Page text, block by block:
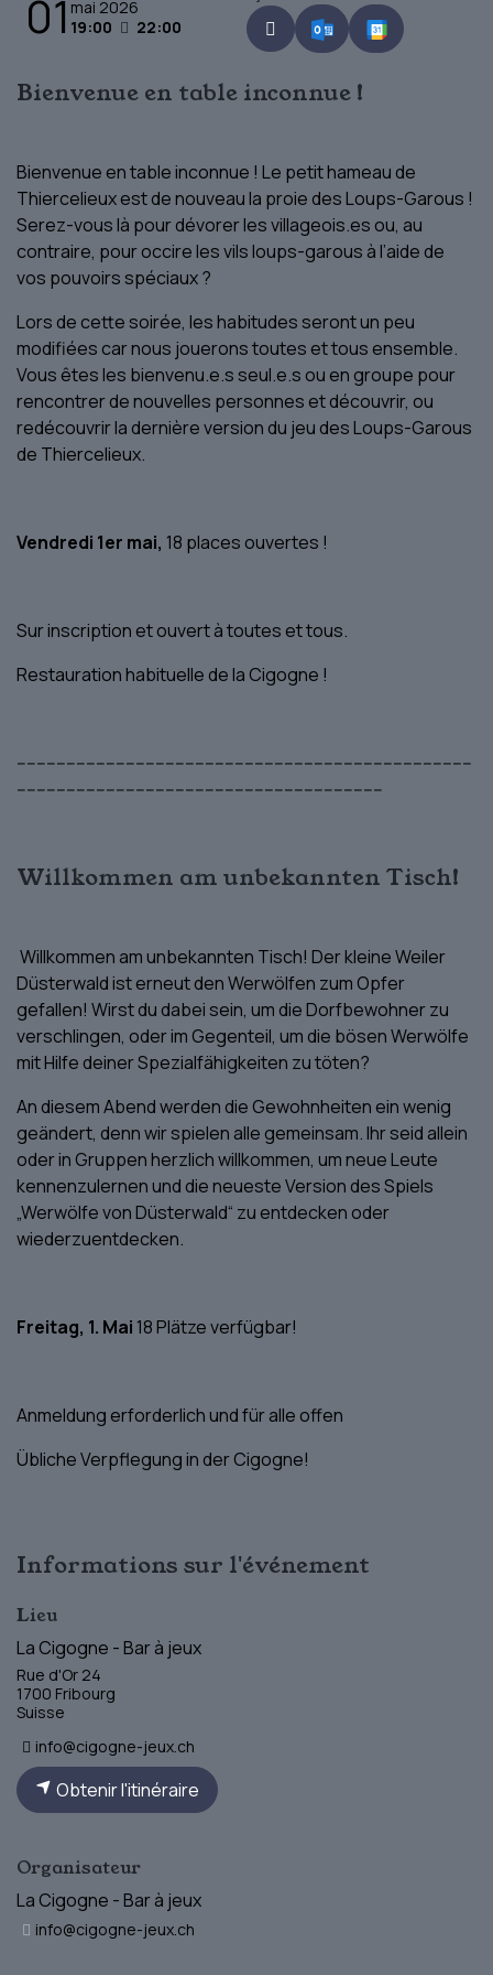
01 mai 2026
19:00
22:00
Bienvenue en table inconnue !
Bienvenue en table inconnue ! Le petit hameau de
Thiercelieux est de nouveau la proie des Loups-Garous !
Serez-vous là pour dévorer les villageois.es ou, au
contraire, pour occire les vils loups-garous à l’aide de
vos pouvoirs spéciaux ?
Lors de cette soirée, les habitudes seront un peu
modifiées car nous jouerons toutes et tous ensemble.
Vous êtes les bienvenu.e.s seul.e.s ou en groupe pour
rencontrer de nouvelles personnes et découvrir, ou
redécouvrir la dernière version du jeu des Loups-Garous
de Thiercelieux.
Vendredi 1er mai, 18 places ouvertes !
Sur inscription et ouvert à toutes et tous.
Restauration habituelle de la Cigogne !
--------------------------------------------------------------------------------------------
--------------------------------------------------------------------------
Willkommen am unbekannten Tisch!
Willkommen am unbekannten Tisch! Der kleine Weiler
Düsterwald ist erneut den Werwölfen zum Opfer
gefallen! Wirst du dabei sein, um die Dorfbewohner zu
verschlingen, oder im Gegenteil, um die bösen Werwölfe
mit Hilfe deiner Spezialfähigkeiten zu töten?
An diesem Abend werden die Gewohnheiten ein wenig
geändert, denn wir spielen alle gemeinsam. Ihr seid allein
oder in Gruppen herzlich willkommen, um neue Leute
kennenzulernen und die neueste Version des Spiels
„Werwölfe von Düsterwald“ zu entdecken oder
wiederzuentdecken.
Freitag, 1. Mai 18 Plätze verfügbar!
Anmeldung erforderlich und für alle offen
Übliche Verpflegung in der Cigogne!
Informations sur l'événement
Lieu
La Cigogne - Bar à jeux
Rue d'Or 24
1700 Fribourg
Suisse
info@cigogne-jeux.ch
Obtenir l'itinéraire
Organisateur
La Cigogne - Bar à jeux
info@cigogne-jeux.ch